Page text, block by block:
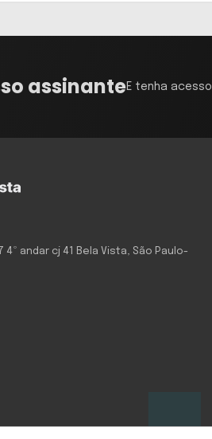
assinanteE tenha
4º andar cj 41 Bela Vista, São Paulo-